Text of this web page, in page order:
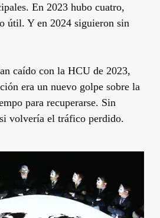
En 2023 hubo cuatro,
útil. Y en 2024 siguieron sin
caído con la HCU de 2023,
era un nuevo golpe sobre la
para recuperarse. Sin
volvería el tráfico perdido.